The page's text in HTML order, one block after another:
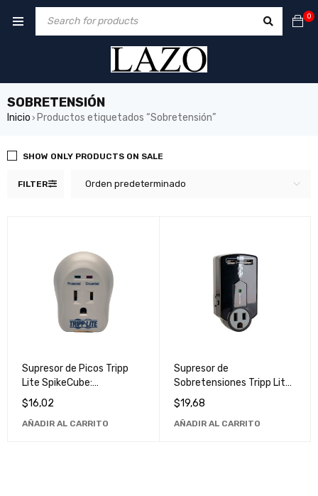
0
SOBRETENSIÓN
Inicio › Productos etiquetados “Sobretensión”
FILTER Orden predeterminado
SHOW ONLY PRODUCTS ON SALE
Supresor de Picos Tripp
Lite SpikeCube:
Protección de Alta Calidad
para tus Dispositivos
$16,02
AÑADIR AL CARRITO
Supresor de
Sobretensiones Tripp Lite
SK120USB - Protección de
Alta Calidad para
Dispositivos USB
$19,68
AÑADIR AL CARRITO